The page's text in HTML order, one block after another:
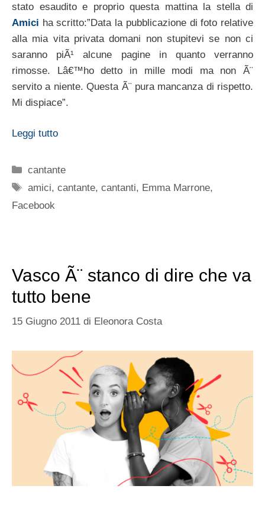
stato esaudito e proprio questa mattina la stella di
Amici ha scritto:”Data la pubblicazione di foto relative
alla mia vita privata domani non stupitevi se non ci
saranno piÃ¹ alcune pagine in quanto verranno
rimosse. Lâ€™ho detto in mille modi ma non Ã¨
servito a niente. Questa Ã¨ pura mancanza di rispetto.
Mi dispiace”.
Leggi tutto
Categorie
cantante
Tag
amici,cantante,cantanti, Emma Marrone,
Facebook
Vasco Ã¨ stanco di dire che va
tutto bene
15 Giugno 2011 di Eleonora Costa